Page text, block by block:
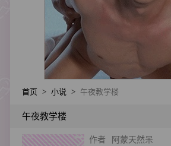
首页 > 小说 > 午夜教学楼
午夜教学楼
作者 阿蒙天然呆